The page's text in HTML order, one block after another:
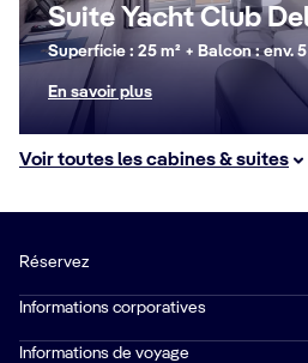
Suite Yacht Club
Superficie : 25 m² + Balcon : env. 5
En savoir plus
Voir toutes les cabines & suites
Réservez
Informations corporatives
Informations de voyage